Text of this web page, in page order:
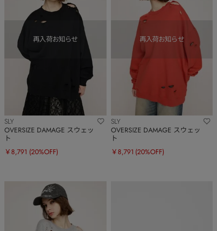
SLY
OVERSIZE DAMAGE スウェッ
ト
￥8,791 (20%OFF)
SLY
OVERSIZE DAMAGE スウェッ
ト
￥8,791 (20%OFF)